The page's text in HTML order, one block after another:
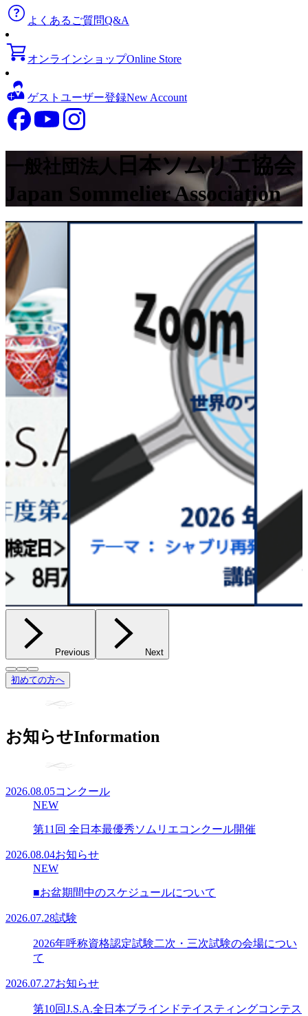
よくあるご質問Q&A
オンラインショップOnline Store
ゲストユーザー登録New Account
一般社団法人 日本ソムリエ協会
Japan Sommelier Association
Previous Next
初めての方へ
お知らせInformation
2026.08.05コンクール
NEW
第11回 全日本最優秀ソムリエコンクール開催
2026.08.04お知らせ
NEW
■お盆期間中のスケジュールについて
2026.07.28試験
2026年呼称資格認定試験二次・三次試験の会場につい
て
2026.07.27お知らせ
第10回J.S.A.全日本ブラインドテイスティングコンテス